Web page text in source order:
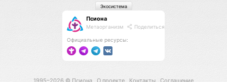
Псиона
Метаорганизм Поделиться
Официальные ресурсы:
Экосистема
1995–2026 © Псиона О проекте Контакты Соглашение